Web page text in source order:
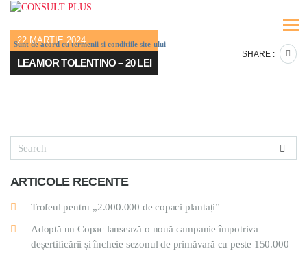
22 MARTIE 2024
LEAMOR TOLENTINO – 20 LEI
SHARE :
ARTICOLE RECENTE
Trofeul pentru „2.000.000 de copaci plantați”
Adoptă un Copac lansează o nouă campanie împotriva
deșertificării și încheie sezonul de primăvară cu peste 150.000
Sunt de acord cu termenii si conditiile site-ului